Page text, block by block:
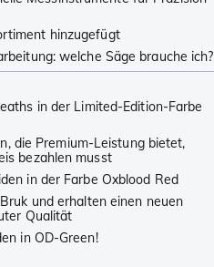
hinzugefügt
welche Säge brauche ich?
in der Limited-Edition-Farbe
die Premium-Leistung bietet,
bezahlen musst
in der Farbe Oxblood Red
und erhalten einen neuen
Qualität
in OD-Green!